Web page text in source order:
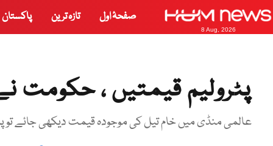
8 Aug, 2026
صفحۂ اول تازہ ترین پاکستان
پٹرولیم قیمتیں ، حکومت
عالمی منڈی میں خام تیل کی موجودہ قیمت دیکھی جائے تو پٹرول کی زیادہ